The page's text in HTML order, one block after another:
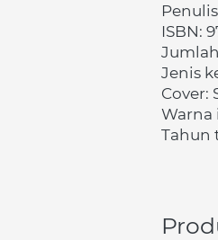
ISBN:
Jenis
Cover:
Warna
Tahun